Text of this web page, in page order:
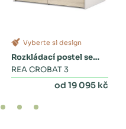
Vyberte si design
Rozkládací postel se
dvěma zásuvkami a
REA CROBAT 3
od 19 095 kč